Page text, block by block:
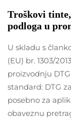
Troškovi
podloga u
U skladu s
(EU) br. 1303/
proizvodnju
standard: DTG
posebno za
obaveznu